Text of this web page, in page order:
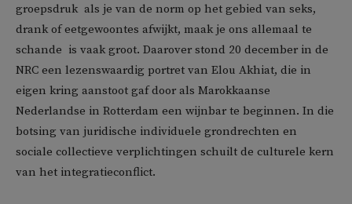
groepsdruk  als je van de norm op het gebied van seks,
drank of eetgewoontes afwijkt, maak je ons allemaal te
schande  is vaak groot. Daarover stond 20 december in de
NRC een lezenswaardig portret van Elou Akhiat, die in
eigen kring aanstoot gaf door als Marokkaanse
Nederlandse in Rotterdam een wijnbar te beginnen. In die
botsing van juridische individuele grondrechten en
sociale collectieve verplichtingen schuilt de culturele kern
van het integratieconflict.